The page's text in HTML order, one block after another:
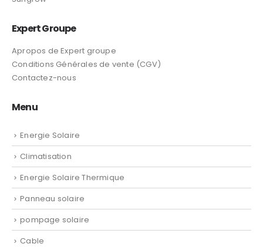
Expert Groupe
Apropos de Expert groupe
Conditions Générales de vente (CGV)
Contactez-nous
Menu
Energie Solaire
Climatisation
Energie Solaire Thermique
Panneau solaire
pompage solaire
Cable